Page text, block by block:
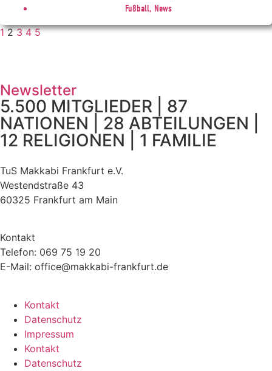
Fußball, News
1 2 3 4 5
Newsletter
5.500 MITGLIEDER | 87
NATIONEN | 28 ABTEILUNGEN |
12 RELIGIONEN | 1 FAMILIE
TuS Makkabi Frankfurt e.V.
Westendstraße 43
60325 Frankfurt am Main
Kontakt
Telefon: 069 75 19 20
E-Mail: office@makkabi-frankfurt.de
Kontakt
Datenschutz
Impressum
Kontakt
Datenschutz